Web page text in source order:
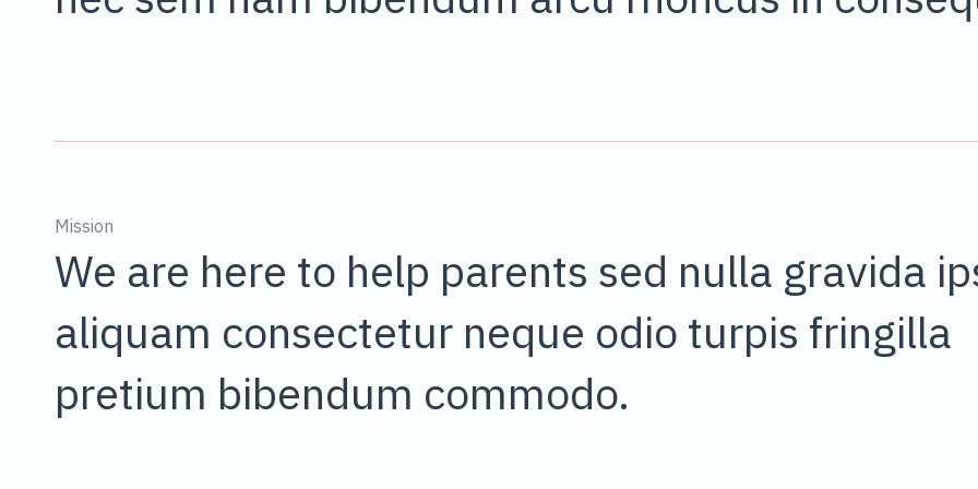
Mission
We are here to help parents sed nulla gravida
aliquam consectetur neque odio turpis fringilla
pretium bibendum commodo.